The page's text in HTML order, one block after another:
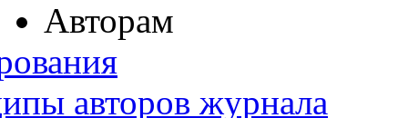
Авторам
авторов журнала